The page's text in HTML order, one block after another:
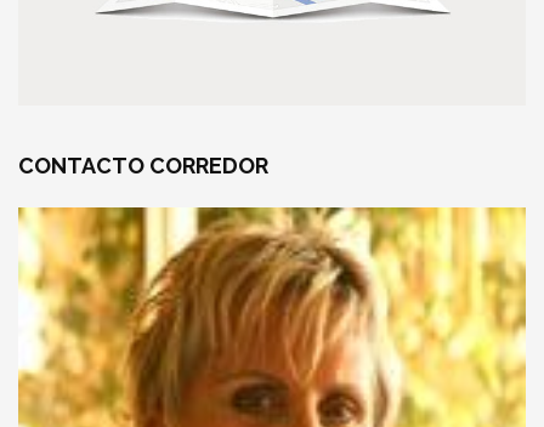
CONTACTO CORREDOR